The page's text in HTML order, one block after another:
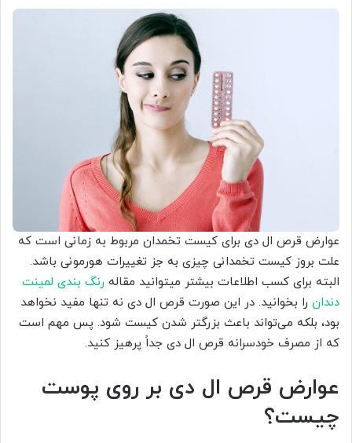
عوارض قرص ال دی برای کیست تخمدان مربوط به زمانی است که
علت بروز کیست تخمدانی چیزی به جز تغییرات هورمونی باشد.
البته برای کسب اطلاعات بیشتر میتوانید مقاله رنگ بندی لمینت
دندان را بخوانید. در این صورت قرص ال دی نه تنها مفید نخواهد
بود، بلکه می‌تواند باعث بزرگتر شدن کیست شود. پس مهم است
که از مصرف خودسرانه قرص ال دی جداً پرهیز کنید.
عوارض قرص ال دی بر روی پوست
چیست؟